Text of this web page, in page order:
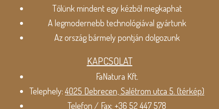
Tőlünk mindent egy kézből megkaphat
A legmodernebb technológiával gyártunk
Az ország bármely pontján dolgozunk
KAPCSOLAT
FaNatura Kft.
Telephely:4025 Debrecen, Salétrom utca 5. (térkép)
Telefon / Fax: +36 52 447 578